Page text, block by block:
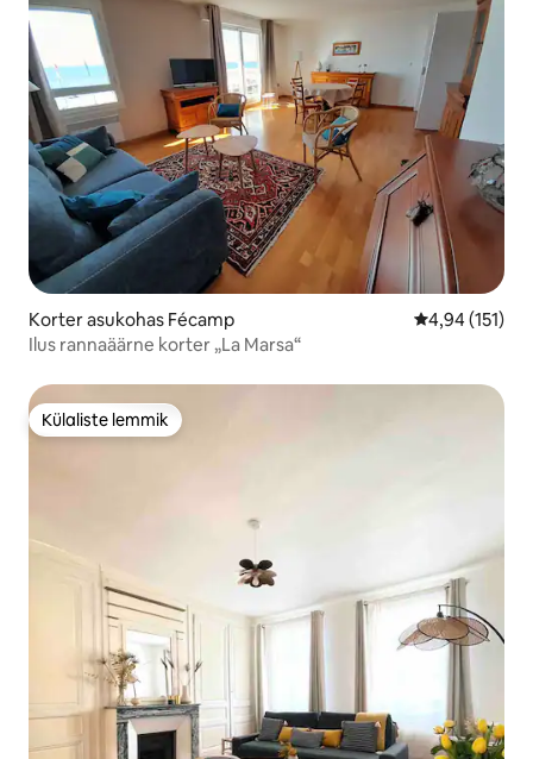
Korter asukohas Fécamp Keskmine
4,94 (151)
Ilus rannaäärne korter „La Marsa“
Külaliste lemmik
Külaliste lemmik